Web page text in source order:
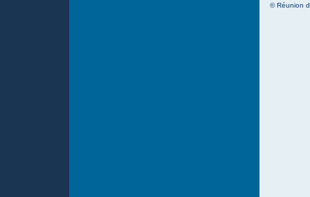
© Réunion